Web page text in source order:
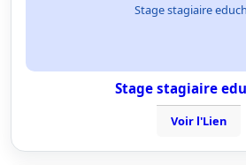
Stage stagiaire
Stage stagiaire
Voir l'Lien